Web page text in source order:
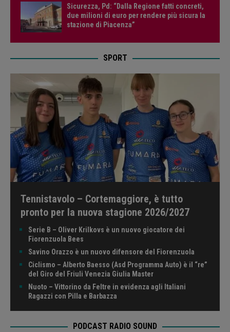
Sicurezza, Pd: “Dalla Regione fatti concreti,
due milioni di euro per rendere più sicura la
stazione di Piacenza”
SPORT
Tennistavolo – Cortemaggiore, è tutto
pronto per la nuova stagione 2026/2027
Serie B – Oliver Krilkovs è un nuovo giocatore dei
Fiorenzuola Bees
Savino Orazzo è un nuovo difensore del Fiorenzuola
Ciclismo – Alberto Baesso (Asd Programma Auto) è il “re”
del Giro del Friuli Venezia Giulia Master
Nuoto – Vittorino da Feltre in evidenza agli Italiani
Ragazzi con Pilla e Barbazza
PODCAST RADIO SOUND